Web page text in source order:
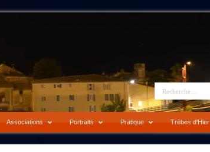
Associations Portraits Pratique Trèbes d’Hier